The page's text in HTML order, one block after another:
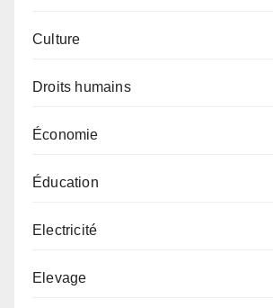
Culture
Droits humains
Économie
Éducation
Electricité
Elevage